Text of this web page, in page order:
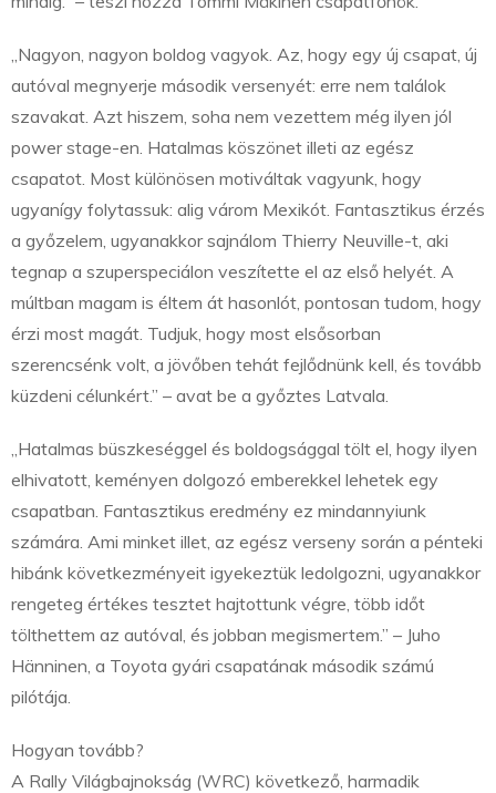
„Nagyon, nagyon boldog vagyok. Az, hogy egy új csapat, új
autóval megnyerje második versenyét: erre nem találok
szavakat. Azt hiszem, soha nem vezettem még ilyen jól
power stage-en. Hatalmas köszönet illeti az egész
csapatot. Most különösen motiváltak vagyunk, hogy
ugyanígy folytassuk: alig várom Mexikót. Fantasztikus érzés
a győzelem, ugyanakkor sajnálom Thierry Neuville-t, aki
tegnap a szuperspeciálon veszítette el az első helyét. A
múltban magam is éltem át hasonlót, pontosan tudom, hogy
érzi most magát. Tudjuk, hogy most elsősorban
szerencsénk volt, a jövőben tehát fejlődnünk kell, és tovább
küzdeni célunkért.” – avat be a győztes Latvala.
„Hatalmas büszkeséggel és boldogsággal tölt el, hogy ilyen
elhivatott, keményen dolgozó emberekkel lehetek egy
csapatban. Fantasztikus eredmény ez mindannyiunk
számára. Ami minket illet, az egész verseny során a pénteki
hibánk következményeit igyekeztük ledolgozni, ugyanakkor
rengeteg értékes tesztet hajtottunk végre, több időt
tölthettem az autóval, és jobban megismertem.” – Juho
Hänninen, a Toyota gyári csapatának második számú
pilótája.
Hogyan tovább?
A Rally Világbajnokság (WRC) következő, harmadik